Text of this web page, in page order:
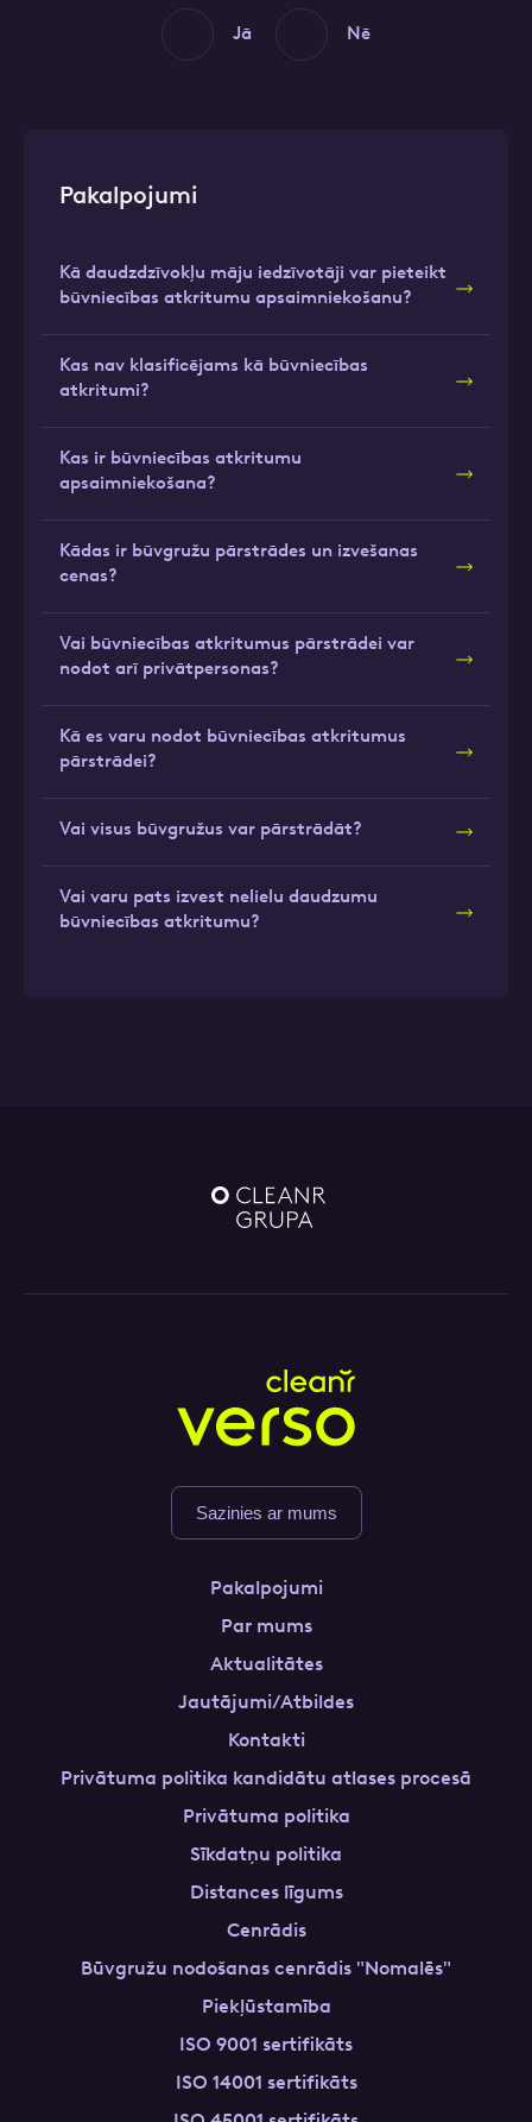
Pakalpojumi
Kā daudzdzīvokļu māju iedzīvotāji var pieteikt
būvniecības atkritumu apsaimniekošanu?
Kas nav klasificējams kā būvniecības
atkritumi?
Kas ir būvniecības atkritumu
apsaimniekošana?
Kādas ir būvgružu pārstrādes un izvešanas
cenas?
Vai būvniecības atkritumus pārstrādei var
nodot arī privātpersonas?
Kā es varu nodot būvniecības atkritumus
pārstrādei?
Vai visus būvgružus var pārstrādāt?
Vai varu pats izvest nelielu daudzumu
būvniecības atkritumu?
Jā Nē
Sazinies ar mums
Pakalpojumi
Par mums
Aktualitātes
Jautājumi/Atbildes
Kontakti
Privātuma politika kandidātu atlases procesā
Privātuma politika
Sīkdatņu politika
Distances līgums
Cenrādis
Būvgružu nodošanas cenrādis "Nomalēs"
Piekļūstamība
ISO 9001 sertifikāts
ISO 14001 sertifikāts